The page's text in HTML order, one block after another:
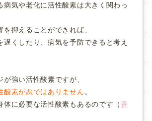
病気や老化に活性酸素は大きく関わっ
を抑えることができれば、
遅くしたり、病気を予防できると考え
が強い活性酸素ですが、
酸素が悪ではありません 。
体に必要な活性酸素もあるのです（善